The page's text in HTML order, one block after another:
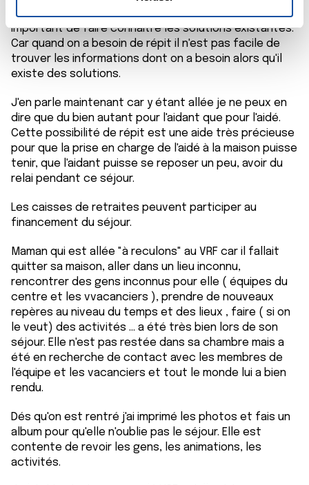
Les cookies nous permettent de personnaliser le contenu
et les annonces, d'offrir des fonctionnalités relatives aux
médias sociaux et d'analyser notre trafic. Nous
partageons également des informations sur l'utilisation de
notre site avec nos partenaires de médias sociaux, de
publicité et d'analyse, qui peuvent combiner celles-ci
avec d'autres informations que vous leur avez fournies
ou qu'ils ont collectées lors de votre utilisation de leurs
services.
t
m
Si je parle du VRF c'est parce que je trouve cela
important de faire connaitre les solutions existantes.
Car quand on a besoin de répit il n'est pas facile de
trouver les informations dont on a besoin alors qu'il
existe des solutions.
J'en parle maintenant car y étant allée je ne peux en
dire que du bien autant pour l'aidant que pour l'aidé.
Cette possibilité de répit est une aide très précieuse
pour que la prise en charge de l'aidé à la maison puisse
tenir, que l'aidant puisse se reposer un peu, avoir du
relai pendant ce séjour.
Les caisses de retraites peuvent participer au
financement du séjour.
Maman qui est allée "à reculons" au VRF car il fallait
quitter sa maison, aller dans un lieu inconnu,
rencontrer des gens inconnus pour elle ( équipes du
centre et les vvacanciers ), prendre de nouveaux
repères au niveau du temps et des lieux , faire ( si on
le veut) des activités ... a été très bien lors de son
séjour. Elle n'est pas restée dans sa chambre mais a
été en recherche de contact avec les membres de
l'équipe et les vacanciers et tout le monde lui a bien
rendu.
Dés qu'on est rentré j'ai imprimé les photos et fais un
album pour qu'elle n'oublie pas le séjour. Elle est
contente de revoir les gens, les animations, les
activités.